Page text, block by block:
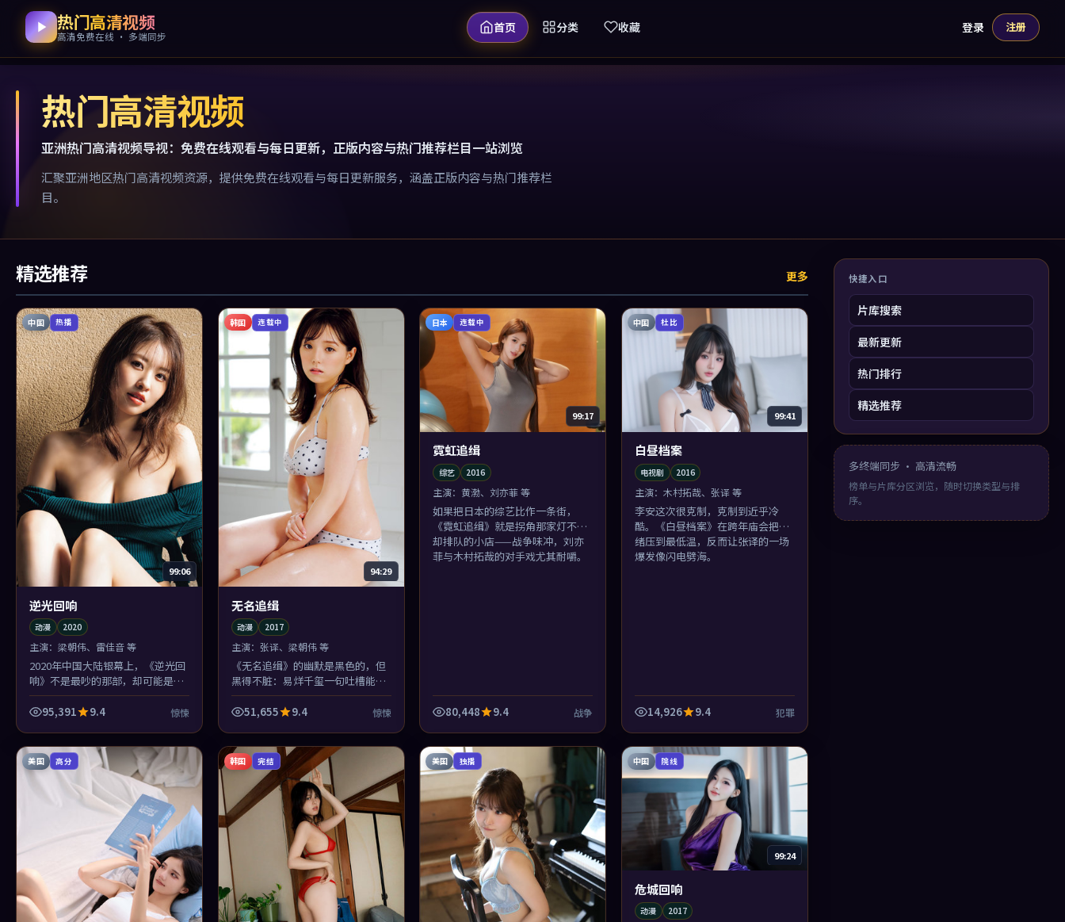
热门高清视频
高清免费在线 · 多端同步
首页 分类 收藏 登录 注册
热门高清视频
亚洲热门高清视频导视：免费在线观看与每日更新，正版内容与热门推荐栏目一站浏览
汇聚亚洲地区热门高清视频资源，提供免费在线观看与每日更新服务，涵盖正版内容与热门推荐栏
目。
精选推荐 更多
中国 热播
99:06
逆光回响
动漫 2020
主演： 梁朝伟、雷佳音 等
2020年中国大陆银幕上，《逆光回
响》不是最吵的那部，却可能是你
睡前还会想起画面的那部：滨海小
城的色温太对味了。
95,391 9.4 惊悚
韩国 连载中
94:29
无名追缉
动漫 2017
主演： 张译、梁朝伟 等
《无名追缉》的幽默是黑色的，但
黑得不脏：易烊千玺一句吐槽能逗
笑全场，下一秒你又为自己笑了而
内疚——这才是高级喜剧感。
51,655 9.4 惊悚
日本 连载中
99:17
霓虹追缉
综艺 2016
主演：黄渤、刘亦菲 等
如果把日本的综艺比作一条街，
《霓虹追缉》就是拐角那家灯不亮
却排队的小店——战争味冲，刘亦
菲与木村拓哉的对手戏尤其耐嚼。
80,448 9.4 战争
中国 杜比
99:41
白昼档案
电视剧 2016
主演： 木村拓哉、张译 等
李安这次很克制，克制到近乎冷
酷。《白昼档案》在跨年庙会把情
绪压到最低温，反而让张译的一场
爆发像闪电劈海。
14,926 9.4 犯罪
美国 高分 韩国 完结 美国 独播 中国 院线
99:24
危城回响
动漫 2017
快捷入口
片库搜索
最新更新
热门排行
精选推荐
多终端同步 · 高清流畅
榜单与片库分区浏览，随时切换类型与排
序。